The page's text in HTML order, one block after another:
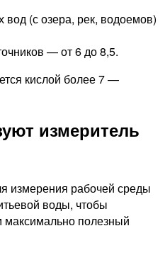
вод (с озера, рек, водоемов)
— от 6 до 8,5.
кислой более 7 —
измеритель
измерения рабочей среды
воды, чтобы
максимально полезный